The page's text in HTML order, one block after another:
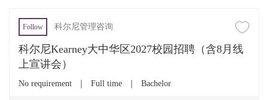
Follow 科尔尼管理咨询
科尔尼Kearney大中华区2027校园招聘（含8月线
上宣讲会）
No requirement Full time Bachelor